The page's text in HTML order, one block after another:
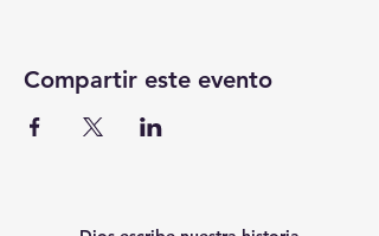
Compartir este evento